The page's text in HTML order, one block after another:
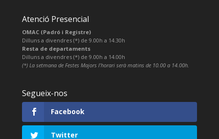
Atenció Presencial
OMAC (Padró i Registre)
Dilluns a divendres (*) de 9.00h a 14.30h
Resta de departaments
Dilluns a divendres (*) de 9.00h a 14.00h
(*) La setmana de Festes Majors l’horari serà matins de 10.00 a 14.00h.
Segueix-nos
Facebook
Twitter